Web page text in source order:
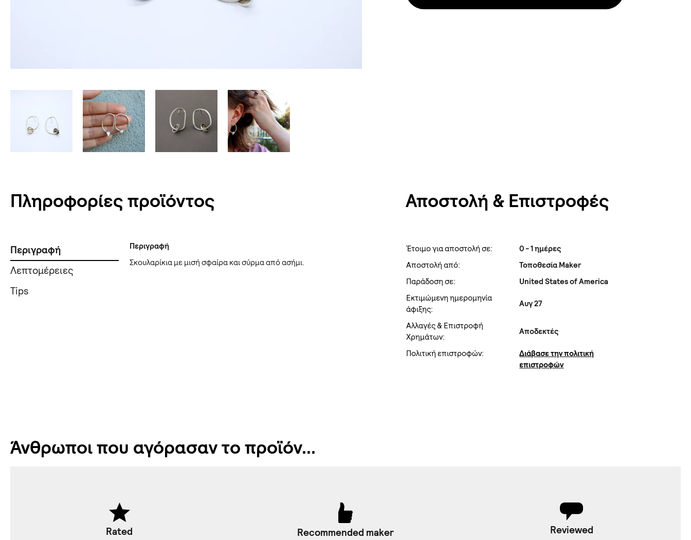
Πληροφορίες προϊόντος
Περιγραφή
Λεπτομέρειες
Tips
Περιγραφή
Σκουλαρίκια με μισή σφαίρα και σύρμα από ασήμι.
Αποστολή & Επιστροφές
Έτοιμο για αποστολή σε:
0 - 1 ημέρες
Αποστολή από:
Τοποθεσία Maker
Παράδοση σε:
United States of America
Εκτιμώμενη ημερομηνία
άφιξης:
Αυγ 27
Αλλαγές & Επιστροφή
Χρημάτων:
Αποδεκτές
Πολιτική επιστροφών:
Διάβασε την πολιτική
επιστροφών
Άνθρωποι που αγόρασαν το προϊόν...
Rated Recommended maker Reviewed